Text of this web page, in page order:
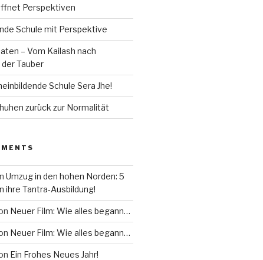
Perspektiven
Schule mit Perspektive
– Vom Kailash nach
Tauber
Schule Sera Jhe!
zurück zur Normalität
Umzug in den hohen Norden: 5
ihre Tantra-Ausbildung!
Neuer Film: Wie alles begann…
Neuer Film: Wie alles begann…
Ein Frohes Neues Jahr!